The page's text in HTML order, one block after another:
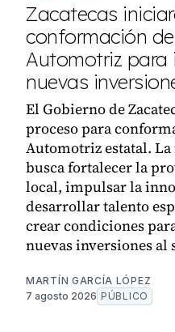
Zacatecas
conformación
Automotriz para
nuevas
El Gobierno de
proceso para
Automotriz estatal.
busca fortalecer la
local, impulsar la
desarrollar talento
crear condiciones
nuevas inversiones al
MARTÍN GARCÍA LÓPEZ
7 agosto 2026 PÚBLICO